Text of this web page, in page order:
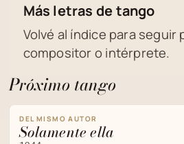
Más letras de tango
Volvé al índice para seguir
compositor o intérprete.
Próximo tango
DEL MISMO AUTOR
Solamente ella